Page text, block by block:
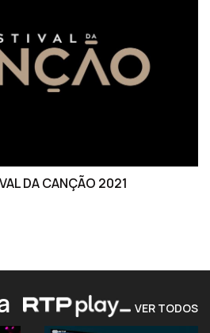
DA CANÇÃO 2021
VER TODOS